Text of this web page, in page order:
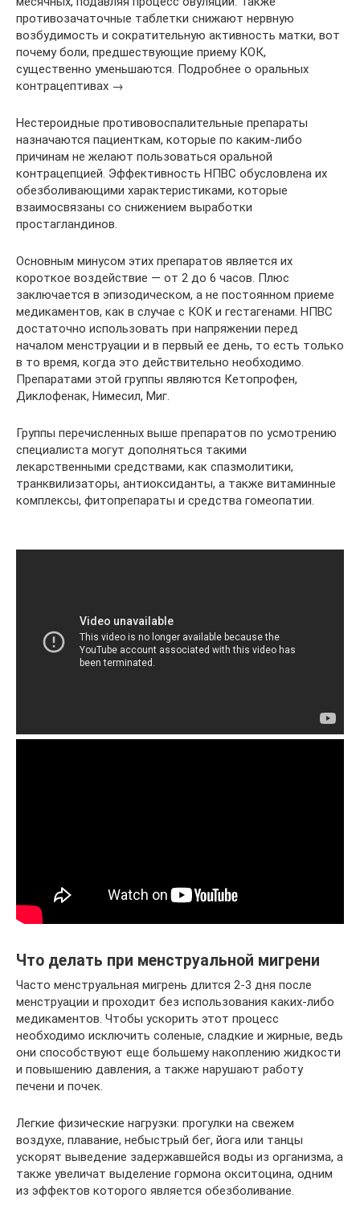
противозачаточные таблетки снижают нервную
возбудимость и сократительную активность матки, вот
почему боли, предшествующие приему КОК,
существенно уменьшаются. Подробнее о оральных
контрацептивах →
Нестероидные противовоспалительные препараты
назначаются пациенткам, которые по каким-либо
причинам не желают пользоваться оральной
контрацепцией. Эффективность НПВС обусловлена их
обезболивающими характеристиками, которые
взаимосвязаны со снижением выработки
простагландинов.
Основным минусом этих препаратов является их
короткое воздействие — от 2 до 6 часов. Плюс
заключается в эпизодическом, а не постоянном приеме
медикаментов, как в случае с КОК и гестагенами. НПВС
достаточно использовать при напряжении перед
началом менструации и в первый ее день, то есть только
в то время, когда это действительно необходимо.
Препаратами этой группы являются Кетопрофен,
Диклофенак, Нимесил, Миг.
Группы перечисленных выше препаратов по усмотрению
специалиста могут дополняться такими
лекарственными средствами, как спазмолитики,
транквилизаторы, антиоксиданты, а также витаминные
комплексы, фитопрепараты и средства гомеопатии.
Что делать при менструальной мигрени
Часто менструальная мигрень длится 2-3 дня после
менструации и проходит без использования каких-либо
медикаментов. Чтобы ускорить этот процесс
необходимо исключить соленые, сладкие и жирные, ведь
они способствуют еще большему накоплению жидкости
и повышению давления, а также нарушают работу
печени и почек.
Легкие физические нагрузки: прогулки на свежем
воздухе, плавание, небыстрый бег, йога или танцы
ускорят выведение задержавшейся воды из организма, а
также увеличат выделение гормона окситоцина, одним
из эффектов которого является обезболивание.